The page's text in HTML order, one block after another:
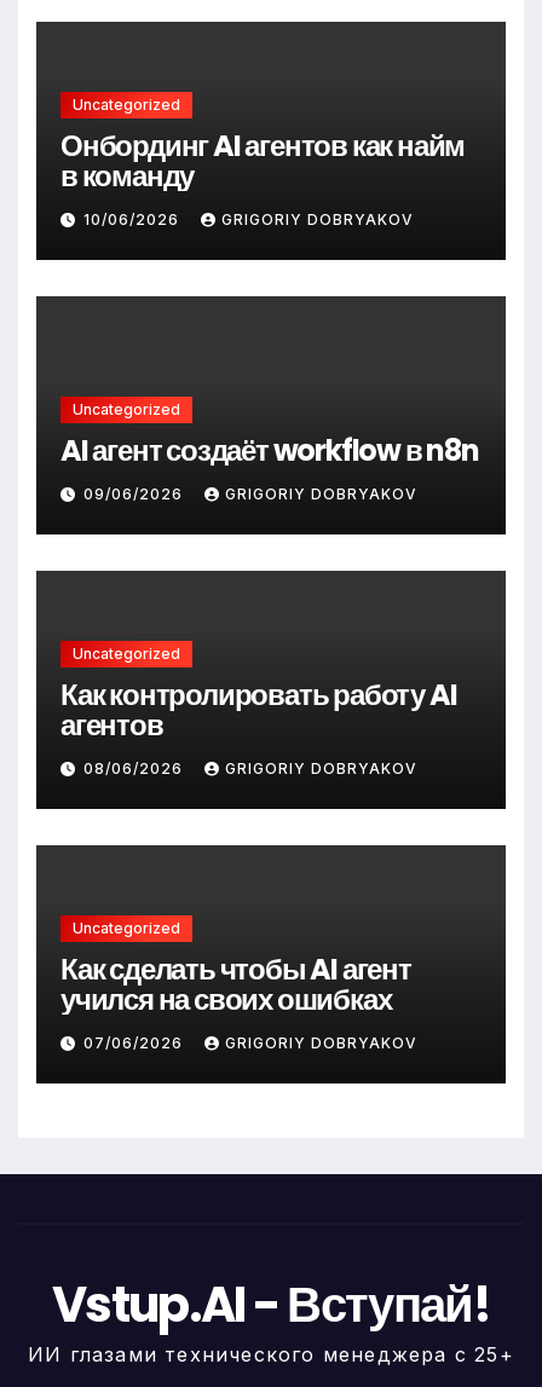
Uncategorized
Онбординг AI агентов как найм
в команду
10/06/2026 GRIGORIY DOBRYAKOV
Uncategorized
AI агент создаёт workflow в n8n
09/06/2026 GRIGORIY DOBRYAKOV
Uncategorized
Как контролировать работу AI
агентов
08/06/2026 GRIGORIY DOBRYAKOV
Uncategorized
Как сделать чтобы AI агент
учился на своих ошибках
07/06/2026 GRIGORIY DOBRYAKOV
Vstup.AI - Вступай!
ИИ глазами технического менеджера с 25+